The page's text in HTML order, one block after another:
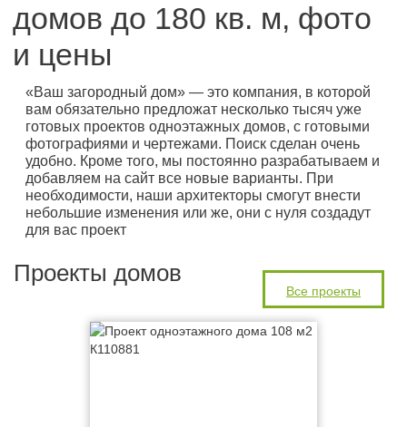
домов до 180 кв. м, фото
и цены
«Ваш загородный дом» — это компания, в которой
вам обязательно предложат несколько тысяч уже
готовых проектов одноэтажных домов, с готовыми
фотографиями и чертежами. Поиск сделан очень
удобно. Кроме того, мы постоянно разрабатываем и
добавляем на сайт все новые варианты. При
необходимости, наши архитекторы смогут внести
небольшие изменения или же, они с нуля создадут
для вас проект
Проекты домов
Все проекты